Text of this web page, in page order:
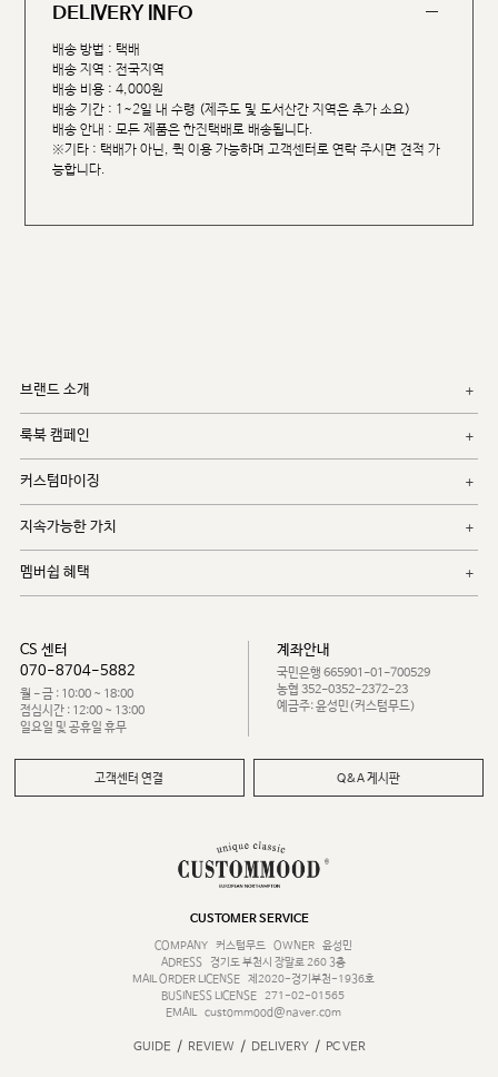
DELIVERY INFO
배송 방법 : 택배
배송 지역 : 전국지역
배송 비용 : 4,000원
배송 기간 : 1~2일 내 수령 (제주도 및 도서산간 지역은 추가 소요)
배송 안내 : 모든 제품은 한진택배로 배송됩니다.
※기타 : 택배가 아닌, 퀵 이용 가능하며 고객센터로 연락 주시면 견적 가
능합니다.
브랜드 소개
룩북 캠페인
커스텀마이징
지속가능한 가치
멤버쉽 혜택
CS 센터
070-8704-5882
월 - 금 : 10:00 ~ 18:00
점심시간 : 12:00 ~ 13:00
일요일 및 공휴일 휴무
계좌안내
국민은행 665901-01-700529
농협 352-0352-2372-23
예금주: 윤성민(커스텀무드)
고객센터 연결 Q&A 게시판
CUSTOMER SERVICE
COMPANY
커스텀무드 OWNER
윤성민
ADRESS
경기도 부천시 장말로 260 3층
MAIL ORDER LICENSE
제2020-경기부천-1936호
BUSINESS LICENSE 271-02-01565
EMAIL
custommood@naver.com
GUIDE / REVIEW / DELIVERY / PC VER